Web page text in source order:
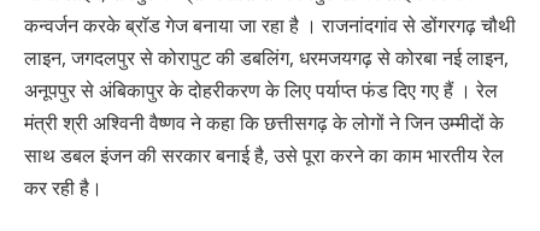
कन्वर्जन करके ब्रॉड गेज बनाया जा रहा है । राजनांदगांव से डोंगरगढ़ चौथी
लाइन, जगदलपुर से कोरापुट की डबलिंग, धरमजयगढ़ से कोरबा नई लाइन,
अनूपपुर से अंबिकापुर के दोहरीकरण के लिए पर्याप्त फंड दिए गए हैं । रेल
मंत्री श्री अश्विनी वैष्णव ने कहा कि छत्तीसगढ़ के लोगों ने जिन उम्मीदों के
साथ डबल इंजन की सरकार बनाई है, उसे पूरा करने का काम भारतीय रेल
कर रही है।